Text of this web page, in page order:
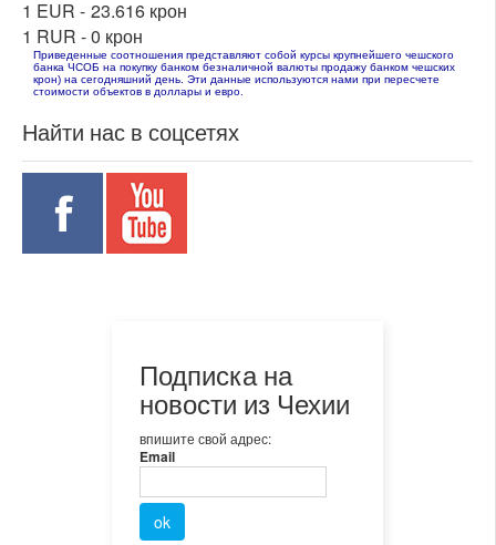
1 EUR - 23.616 крон
1 RUR -0 крон
Приведенные соотношения представляют собой курсы крупнейшего чешского
банка ЧСОБ на покупку банком безналичной валюты продажу банком чешских
крон) на сегодняшний день. Эти данные используются нами при пересчете
стоимости объектов в доллары и евро.
Найти нас в соцсетях
Подписка на
новости из Чехии
впишите свой адрес:
Email